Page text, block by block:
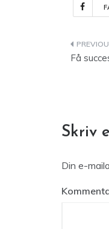
Få
Skriv
Din e-